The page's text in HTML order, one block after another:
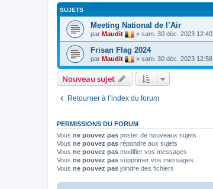
SUJETS
Meeting National de l’Air
par Maudit » sam. 30 déc. 2023 12:40
Frisan Flag 2024
par Maudit » sam. 30 déc. 2023 12:58
Nouveau sujet
Retourner à l’index du forum
PERMISSIONS DU FORUM
Vous ne pouvez pas poster de nouveaux sujets
Vous ne pouvez pas répondre aux sujets
Vous ne pouvez pas modifier vos messages
Vous ne pouvez pas supprimer vos messages
Vous ne pouvez pas joindre des fichiers